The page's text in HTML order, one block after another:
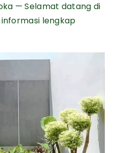
— Selamat datang di
lengkap